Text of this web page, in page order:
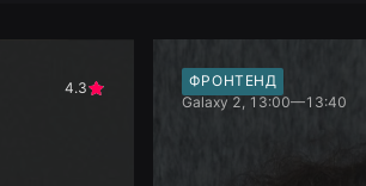
4.3
ФРОНТЕНД
Galaxy 2, 13:00—13:40